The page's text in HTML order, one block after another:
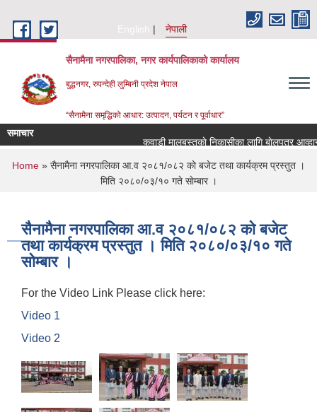
English
नेपाली
सैनामैना नगरपालिका, नगर कार्यपालिकाको कार्यालय
बुद्धनगर, रुपन्देही लुम्बिनी प्रदेश नेपाल
“सैनामैना समृद्धिको आधार: उत्पादन, पर्यटन र पूर्वाधार”
समाचार
कवाडी मालबस्तुकाे निकासीका लागि बाेलपत्र आव्हान
You are here
Home » सैनामैना नगरपालिका आ.व २०८१/०८२ काे बजेट तथा कार्यक्रम प्रस्तुत ।
मिति २०८०/०३/१० गते साेम्बार ।
सैनामैना नगरपालिका आ.व २०८१/०८२ काे बजेट
तथा कार्यक्रम प्रस्तुत । मिति २०८०/०३/१० गते
साेम्बार ।
For the Video Link Please click here:
Video 1
Video 2